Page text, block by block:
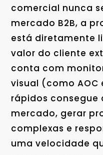
comercial nunca
mercado B2B, a
está diretamente
valor do cliente
conta com
visual (como AOC
rápidos consegue
mercado, gerar
complexas e
uma velocidade